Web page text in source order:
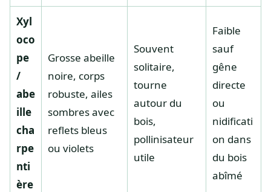
Xyl
oco
pe
/
abe
ille
cha
rpe
nti
ère
Grosse abeille
noire, corps
robuste, ailes
sombres avec
reflets bleus
ou violets
Souvent
solitaire,
tourne
autour du
bois,
pollinisateur
utile
Faible
sauf
gêne
directe
ou
nidificati
on dans
du bois
abîmé